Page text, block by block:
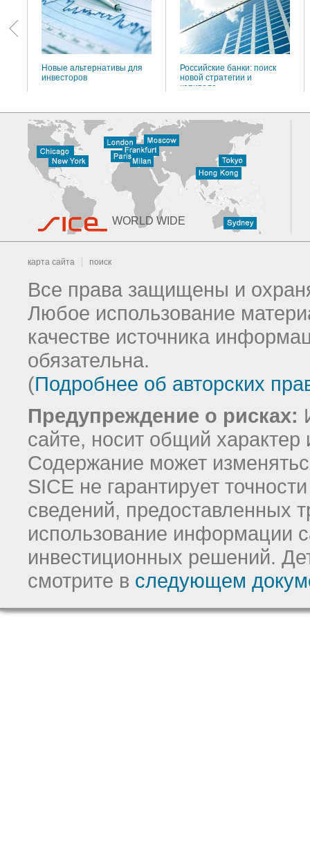
Новые альтернативы для
инвесторов
Российские банки: поиск
новой стратегии и
капитала
WORLD WIDE
карта сайта поиск
Все права защищены и
Любое использование
качестве источника
обязательна.
(Подробнее об авторских
Предупреждение о рисках:
сайте, носит общий
Содержание может
SICE не гарантирует
сведений, предоставленных
использование информации
инвестиционных решений.
смотрите в следующем